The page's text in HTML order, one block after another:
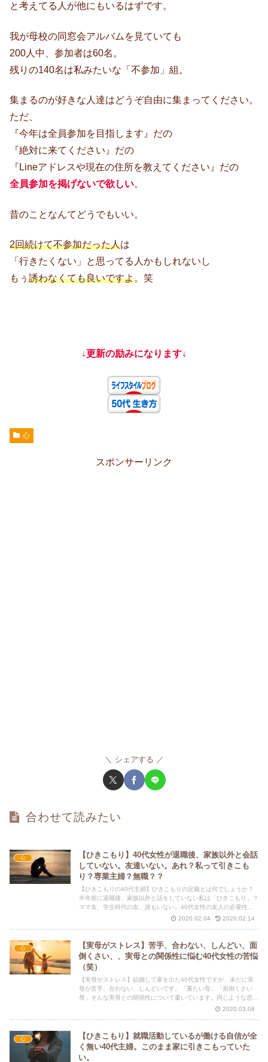
と考えてる人が他にもいるはずです。
我が母校の同窓会アルバムを見ていても
200人中、参加者は60名。
残りの140名は私みたいな「不参加」組。
集まるのが好きな人達はどうぞ自由に集まってください。
ただ、
『今年は全員参加を目指します』だの
『絶対に来てください』だの
『Lineアドレスや現在の住所を教えてください』だの
全員参加を掲げないで欲しい。
昔のことなんてどうでもいい。
2回続けて不参加だった人は
「行きたくない」と思ってる人かもしれないし
もぅ 誘わなくても良いですよ。笑
↓更新の励みになります↓
心
スポンサーリンク
シェアする
合わせて読みたい
心
【ひきこもり】40代女性が退職後、家族以外と会話
していない。友達いない。あれ？私って引きこも
り？専業主婦？無職？？
【ひきこもりの40代主婦】ひきこもりの定義とは何でしょうか？
半年前に退職後、家族以外と話をしていない私は「ひきこもり」？
ママ友、学生時代の友、誰もいない。40代女性の友人の必要性に
ついて知りたい方は是非読んでください。2020.02.04 2020.02.14
心
【実母がストレス】苦手、合わない、しんどい、面
倒くさい、、実母との関係性に悩む40代女性の苦悩
（笑）
【実母がストレス】結婚して家を出た40代女性ですが、未だに実
母が苦手、合わない、しんどいです。「重たい母」「面倒くさい
母」そんな実母との関係性について書いています。同じような思い
を抱えておられる方、良かったら読んでください。
2020.03.08
心
【ひきこもり】就職活動しているが働ける自信が全
く無い40代主婦。このまま家に引きこもっていた
い。